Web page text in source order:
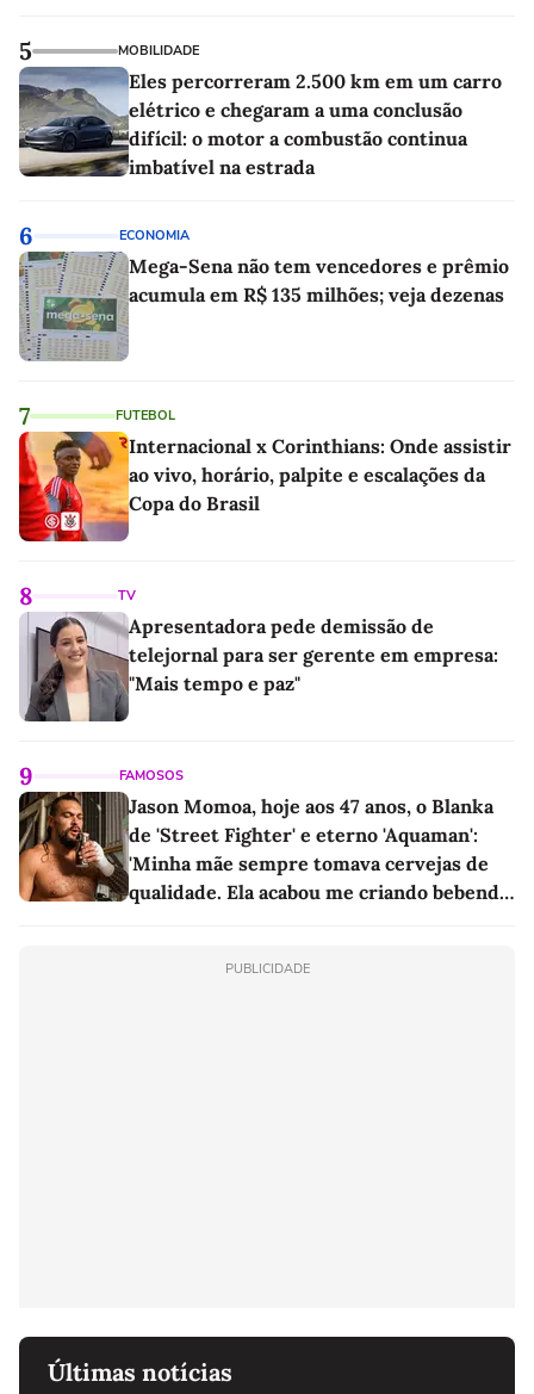
5 MOBILIDADE
Eles percorreram 2.500 km em um carro
elétrico e chegaram a uma conclusão
difícil: o motor a combustão continua
imbatível na estrada
6 ECONOMIA
Mega-Sena não tem vencedores e prêmio
acumula em R$ 135 milhões; veja dezenas
7 FUTEBOL
Internacional x Corinthians: Onde assistir
ao vivo, horário, palpite e escalações da
Copa do Brasil
8 TV
Apresentadora pede demissão de
telejornal para ser gerente em empresa:
"Mais tempo e paz"
9 FAMOSOS
Jason Momoa, hoje aos 47 anos, o Blanka
de 'Street Fighter' e eterno 'Aquaman':
'Minha mãe sempre tomava cervejas de
qualidade. Ela acabou me criando bebendo
PUBLICIDADE
Últimas notícias